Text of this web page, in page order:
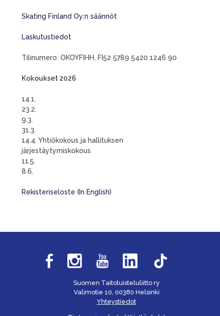
Skating Finland Oy:n säännöt
Laskutustiedot
Tilinumero: OKOYFIHH, FI52 5789 5420 1246 90
Kokoukset 2026
14.1.
23.2.
9.3.
31.3.
14.4. Yhtiökokous ja hallituksen
järjestäytymiskokous
11.5.
8.6.
Rekisteriseloste (In English)
Suomen Taitoluisteluliitto ry
Valimotie 10, 00380 Helsinki
Yhteystiedot